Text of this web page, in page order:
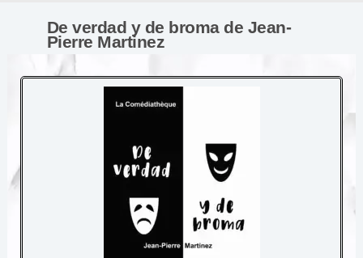
De verdad y de broma de Jean-
Pierre Martinez